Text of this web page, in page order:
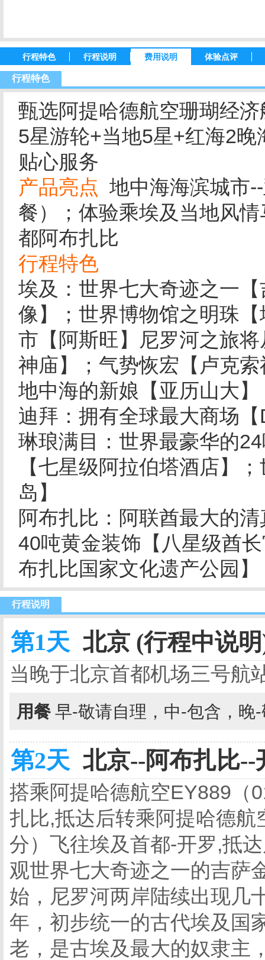
行程特色 行程说明 费用说明 体验点评
行程特色
甄选阿提哈德航空珊瑚经
5星游轮+当地5星+红海2
贴心服务
产品亮点 地中海海滨城市
餐）；体验乘埃及当地风
都阿布扎比
行程特色
埃及：世界七大奇迹之一
像】；世界博物馆之明珠
市【阿斯旺】尼罗河之旅
神庙】；气势恢宏【卢克
地中海的新娘【亚历山大】
迪拜：拥有全球最大商场
琳琅满目：世界最豪华的
【七星级阿拉伯塔酒店】
岛】
阿布扎比：阿联酋最大的
40吨黄金装饰【八星级酋
布扎比国家文化遗产公园】
行程说明
第1天 北京 (行程中说
当晚于北京首都机场三号航
用餐 早-敬请自理，中-包含，晚
第2天 北京--阿布扎比--
搭乘阿提哈德航空EY889（
扎比,抵达后转乘阿提哈德
分）飞往埃及首都-开罗,抵
观世界七大奇迹之一的吉萨
始，尼罗河两岸陆续出现几
年，初步统一的古代埃及国
老，是古埃及最大的奴隶主